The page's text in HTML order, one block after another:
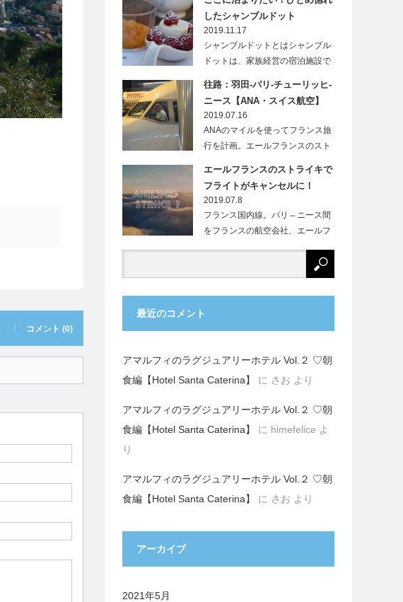
コメント (0)
したシャンブルドット
2019.11.17
シャンブルドットとはシャンブル
ドットは、家族経営の宿泊施設で
往路：羽田-パリ-チューリッヒ-
ニース【ANA・スイス航空】
2019.07.16
ANAのマイルを使ってフランス旅
行を計画。エールフランスのスト
エールフランスのストライキで
フライトがキャンセルに！
2019.07.8
フランス国内線。パリ⇔ニース間
をフランスの航空会社、エールフ
最近のコメント
アマルフィのラグジュアリーホテル Vol.２ ♡朝
食編【Hotel Santa Caterina】
に さお より
アマルフィのラグジュアリーホテル Vol.２ ♡朝
食編【Hotel Santa Caterina】
に himefelice よ
り
アマルフィのラグジュアリーホテル Vol.２ ♡朝
食編【Hotel Santa Caterina】
に さお より
アーカイブ
2021年5月